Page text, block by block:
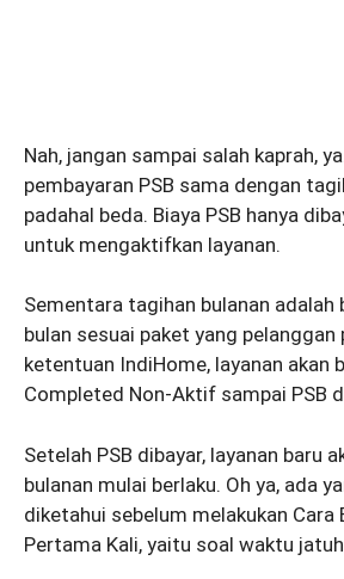
Nah, jangan sampai salah kaprah,
pembayaran PSB sama dengan
padahal beda. Biaya PSB hanya
untuk mengaktifkan layanan.
Sementara tagihan bulanan
bulan sesuai paket yang pelanggan
ketentuan IndiHome, layanan akan
Completed Non-Aktif sampai PSB
Setelah PSB dibayar, layanan baru
bulanan mulai berlaku. Oh ya, ada
diketahui sebelum melakukan Cara
Pertama Kali, yaitu soal waktu